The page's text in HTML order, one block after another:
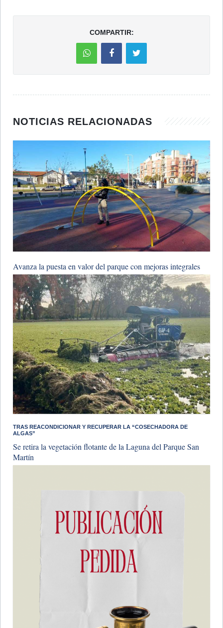
COMPARTIR:
NOTICIAS RELACIONADAS
Avanza la puesta en valor del parque con mejoras integrales
TRAS REACONDICIONAR Y RECUPERAR LA “COSECHADORA DE
ALGAS”
Se retira la vegetación flotante de la Laguna del Parque San
Martín